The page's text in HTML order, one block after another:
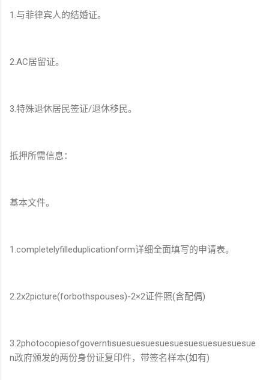
1.与菲律宾人的结婚证。
2.AC居留证。
3.特殊退休居民签证/退休移民。
抵押所需信息：
基本文件。
1.completelyfilleduplicationform详细全面填写的申请表。
2.2x2picture(forbothspouses)-2×2证件照(含配偶)
3.2photocopiesofgoverntisuesuesuesuesuesuesuesuesuesue
n政府颁发的两份身份证复印件，带签名样本(如有)